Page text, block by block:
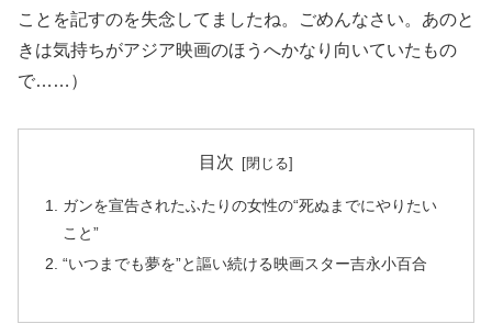
ことを記すのを失念してましたね。ごめんなさい。あのと
きは気持ちがアジア映画のほうへかなり向いていたもの
で……）
目次
ガンを宣告されたふたりの女性の“死ぬまでにやりたい
こと”
“いつまでも夢を”と謳い続ける映画スター吉永小百合